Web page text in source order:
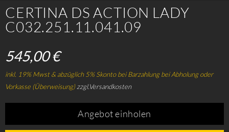
CERTINA DS ACTION LADY
C032.251.11.041.09
545,00 €
inkl. 19% Mwst & abzüglich 5% Skonto bei Barzahlung bei Abholung oder
Vorkasse (Überweisung)zzgl.Versandkosten
Angebot einholen